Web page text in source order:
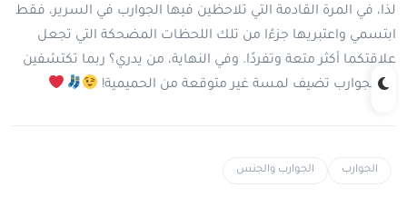
لذا، في المرة القادمة التي تلاحظين فيها الجوارب في السرير، فقط
ابتسمي واعتبريها جزءًا من تلك اللحظات المضحكة التي تجعل
علاقتكما أكثر متعة وتفردًا. وفي النهاية، من يدري؟ ربما تكتشفين
أن الجوارب تضيف لمسة غير متوقعة من الحميمية!
الجوارب الجوارب والجنس